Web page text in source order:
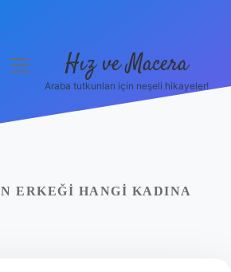
menüyü
Hız ve Macera
Araba tutkunları için neşeli hikayeler!
ERKEĞI HANGI KADINA